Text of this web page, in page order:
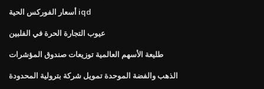
أسعار الفوركس الحية iqd
عيوب التجارة الحرة في الفلبين
طليعة الأسهم العالمية توزيعات صندوق المؤشرات
الذهب والفضة الموحدة تمويل شركة بترولية المحدودة